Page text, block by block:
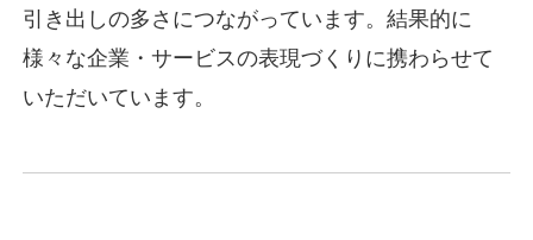
引き出しの多さにつながっています。結果的に
様々な企業・サービスの表現づくりに携わらせて
いただいています。